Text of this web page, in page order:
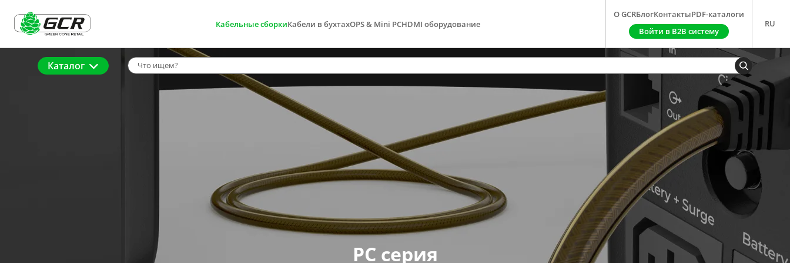
Кабельные сборкиКабели в бухтахOPS & Mini PCHDMI оборудование
О GCRБлогКонтактыPDF-каталоги
Войти в B2B систему
RU
Каталог
PC серия